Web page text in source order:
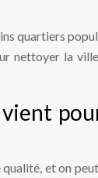
quartiers
nettoyer la
et on